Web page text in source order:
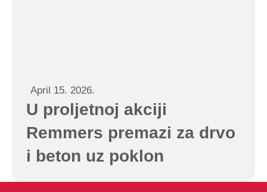
April 15. 2026.
U proljetnoj akciji
Remmers premazi za drvo
i beton uz poklon